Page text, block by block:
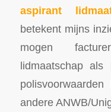
aspirant
betekent mijns
mogen
lidmaatschap
andere ANWB/